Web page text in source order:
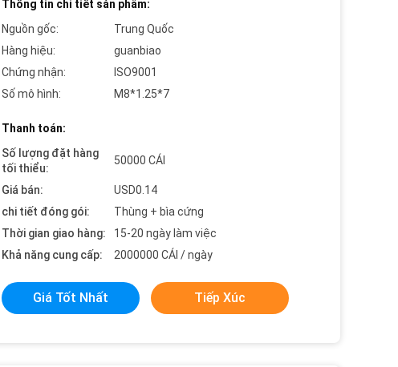
Thông tin chi tiết sản phẩm:
Nguồn gốc:
Trung Quốc
Hàng hiệu:
guanbiao
Chứng nhận:
ISO9001
Số mô hình:
M8*1.25*7
Thanh toán:
Số lượng đặt hàng
tối thiểu:
50000 CÁI
Giá bán:
USD0.14
chi tiết đóng gói:
Thùng + bìa cứng
Thời gian giao hàng:
15-20 ngày làm việc
Khả năng cung cấp:
2000000 CÁI / ngày
Giá Tốt Nhất Tiếp Xúc